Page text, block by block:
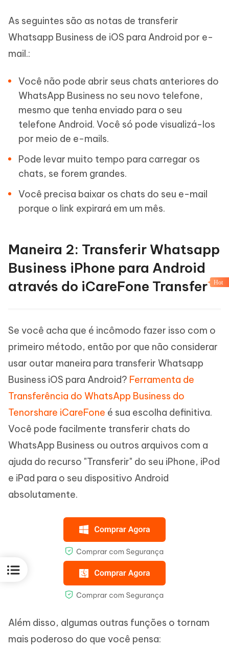
As seguintes são as notas de transferir
Whatsapp Business de iOS para Android por e-
mail.:
Você não pode abrir seus chats anteriores do
WhatsApp Business no seu novo telefone,
mesmo que tenha enviado para o seu
telefone Android. Você só pode visualizá-los
por meio de e-mails.
Pode levar muito tempo para carregar os
chats, se forem grandes.
Você precisa baixar os chats do seu e-mail
porque o link expirará em um mês.
Maneira 2: Transferir Whatsapp
Business iPhone para Android
através do iCareFone Transfer
Hot
Se você acha que é incômodo fazer isso com o
primeiro método, então por que não considerar
usar outar maneira para transferir Whatsapp
Business iOS para Android? Ferramenta de
Transferência do WhatsApp Business do
Tenorshare iCareFone é sua escolha definitiva.
Você pode facilmente transferir chats do
WhatsApp Business ou outros arquivos com a
ajuda do recurso "Transferir" do seu iPhone, iPod
e iPad para o seu dispositivo Android
absolutamente.
Além disso, algumas outras funções o tornam
mais poderoso do que você pensa: